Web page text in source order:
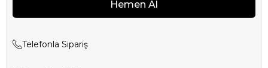
Telefonla Sipariş